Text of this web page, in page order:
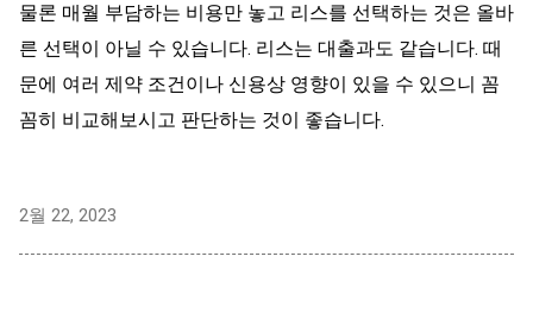
물론 매월 부담하는 비용만 놓고 리스를 선택하는 것은 올바
른 선택이 아닐 수 있습니다. 리스는 대출과도 같습니다. 때
문에 여러 제약 조건이나 신용상 영향이 있을 수 있으니 꼼
꼼히 비교해보시고 판단하는 것이 좋습니다.
2월 22, 2023